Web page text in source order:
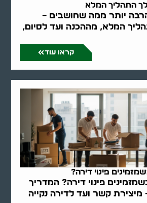
התהליך המלא
הרבה יותר ממה שחושבים –
המלא, מההכנה ועד לסיום,
קראו עוד
פינוי דירה?
פינוי דירה? המדריך
קשר ועד לדירה נקייה